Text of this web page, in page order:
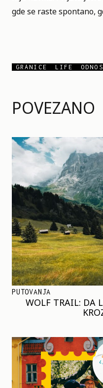
POVEZANO
PUTOVANJA
WOLF TRAIL: DA
gde se raste spontano,
GRANICE LIFE